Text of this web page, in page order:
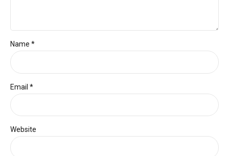
Name *
Email *
Website